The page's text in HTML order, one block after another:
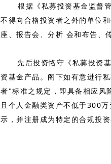
根据《私募投资基金监督
不得向合格投资者之外的单位
座、报告会、分析 会和布告、
先后投资恪守《私募投资基
资基金产品。阁下如有意进行
者"标准之规定，即具备相应风
且个人金融类资产不低于300
示，并注册成为特定的合规投